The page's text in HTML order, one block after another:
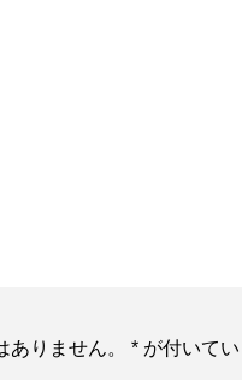
りません。 * が付いてい